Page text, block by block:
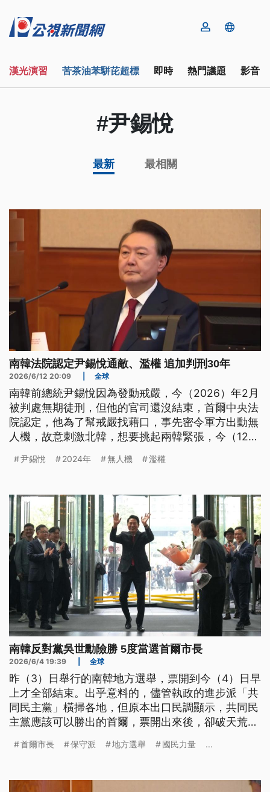
漢光演習 苦茶油苯駢芘超標 即時 熱門議題 影音
#尹錫悅
最新 最相關
南韓法院認定尹錫悅通敵、濫權 追加判刑30年
2026/6/12 20:09 全球
南韓前總統尹錫悅因為發動戒嚴，今（2026）年2月
被判處無期徒刑，但他的官司還沒結束，首爾中央法
院認定，他為了幫戒嚴找藉口，事先密令軍方出動無
人機，故意刺激北韓，想要挑起兩韓緊張，今（12）
尹錫悅 2024年 無人機 濫權
南韓反對黨吳世勳險勝 5度當選首爾市長
2026/6/4 19:39 全球
昨（3）日舉行的南韓地方選舉，票開到今（4）日早
上才全部結束。出乎意料的，儘管執政的進步派「共
同民主黨」橫掃各地，但原本出口民調顯示，共同民
主黨應該可以勝出的首爾，票開出來後，卻破天荒地
選舉結果背後代表什麼意義？
首爾市長 保守派 地方選舉 國民力量 ...